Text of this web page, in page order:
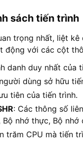
sách tiến trình
trọng nhất, liệt
động với các cột
danh duy nhất của
dùng sở hữu
tiên của tiến trình.
: Các thông số
Bộ nhớ thực, Bộ nhớ
trăm CPU mà tiến